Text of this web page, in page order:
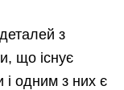
з
що існує
і одним з них є